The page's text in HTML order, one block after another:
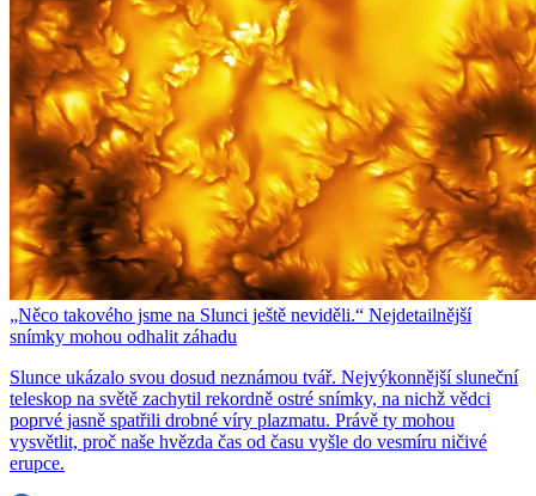
„Něco takového jsme na Slunci ještě neviděli.“ Nejdetailnější
snímky mohou odhalit záhadu
Slunce ukázalo svou dosud neznámou tvář. Nejvýkonnější sluneční
teleskop na světě zachytil rekordně ostré snímky, na nichž vědci
poprvé jasně spatřili drobné víry plazmatu. Právě ty mohou
vysvětlit, proč naše hvězda čas od času vyšle do vesmíru ničivé
erupce.